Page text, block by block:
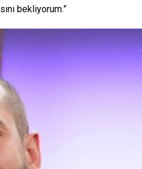
bekliyorum.”